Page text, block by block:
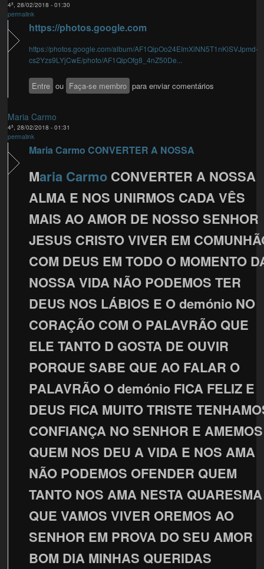
4ª, 28/02/2018 - 01:30
permalink
https://photos.google.com
https://photos.google.com/album/AF1QipOo24EImXiNN5T1nKiSVJpmd-
cs2Yzs9LYjCwE/photo/AF1QipOfg8_4nZ50De...
Entre ou Faça-se membro para enviar comentários
Maria Carmo
4ª, 28/02/2018 - 01:31
permalink
Maria Carmo CONVERTER A NOSSA
Maria Carmo CONVERTER A NOSSA
ALMA E NOS UNIRMOS CADA VÊS
MAIS AO AMOR DE NOSSO SENHOR
JESUS CRISTO VIVER EM
COM DEUS EM TODO O MOMENTO
NOSSA VIDA NÃO PODEMOS TER
DEUS NOS LÁBIOS E O demónio NO
CORAÇÃO COM O PALAVRÃO QUE
ELE TANTO D GOSTA DE OUVIR
PORQUE SABE QUE AO FALAR O
PALAVRÃO O demónio FICA FELIZ E
DEUS FICA MUITO TRISTE
CONFIANÇA NO SENHOR E AMEMOS
QUEM NOS DEU A VIDA E NOS AMA
NÃO PODEMOS OFENDER QUEM
TANTO NOS AMA NESTA QUARESMA
QUE VAMOS VIVER OREMOS AO
SENHOR EM PROVA DO SEU AMOR
BOM DIA MINHAS QUERIDAS